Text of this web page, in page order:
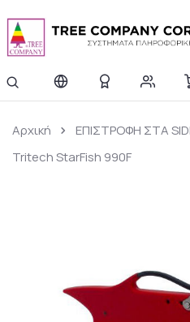
Αρχική
ΕΠΙΣΤΡΟΦΗ ΣΤΑ
Tritech StarFish 990F